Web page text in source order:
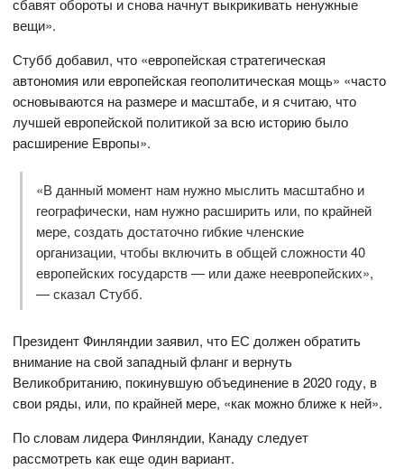
сбавят обороты и снова начнут выкрикивать ненужные
вещи».
Стубб добавил, что «европейская стратегическая
автономия или европейская геополитическая мощь» «часто
основываются на размере и масштабе, и я считаю, что
лучшей европейской политикой за всю историю было
расширение Европы».
«В данный момент нам нужно мыслить масштабно и
географически, нам нужно расширить или, по крайней
мере, создать достаточно гибкие членские
организации, чтобы включить в общей сложности 40
европейских государств — или даже неевропейских»,
— сказал Стубб.
Президент Финляндии заявил, что ЕС должен обратить
внимание на свой западный фланг и вернуть
Великобританию, покинувшую объединение в 2020 году, в
свои ряды, или, по крайней мере, «как можно ближе к ней».
По словам лидера Финляндии, Канаду следует
рассмотреть как еще один вариант.